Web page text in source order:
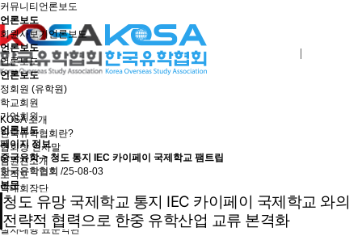
KOSA 소개
한국유학협회란?
협회장 인사말
임원진소개
조직도
역대회장단
회칙/정관
윤리강령
절차대행 표준약관
커뮤니티 언론보도
언론보도
회원사보기언론보도
언론보도
언론보도
언론보도
정회원 (유학원)
학교회원
기업회원
언론보도
페이지 정보
중국유학-> 청도 통지 IEC 카이페이 국제학교 팸트립
한국유학협회 /25-08-03
본문
청도 유망 국제학교 통지 IEC 카이페이 국제학교 와의
전략적 협력으로 한중 유학산업 교류 본격화